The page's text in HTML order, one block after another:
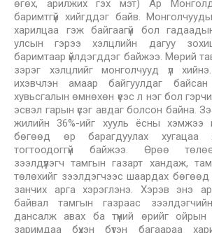
өгөх, арилжих гэх мэт) Ар
баримтгүй хийгддэг байв.
харилцаа гэж байгаагүй бол
улсын гэрээ хэлцлийн дагуу
баримтаар үйлдэгддэг байжээ. Мөрий
зэрэг хэлцлийг монголчууд үл
ихэвчлэн амаар байгуулдаг
хувьсгалын өмнөхөн үеэс л нэг бол
эсвэл гарын үсэг авдаг болсон байна.
жилийн 36%-ийг хууль ёсны хэмжээ
бөгөөд өр барагдуулах
тогтоодоггүй байжээ. Өрөө
зээлдүүлэгч тамгын газарт хандаж,
төлөхийг зээлдэгчээс шаардах бөгөөд
занчих арга хэрэглэнэ. Хэрэв энэ
байвал тамгын газраас
дансалж авах ба түүний өрийг
заримдаа бүхэн бүтэн багаараа